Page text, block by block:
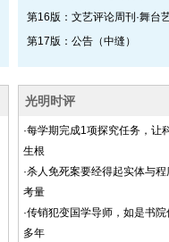
第16版：文艺评论周刊·舞台
第17版：公告（中缝）